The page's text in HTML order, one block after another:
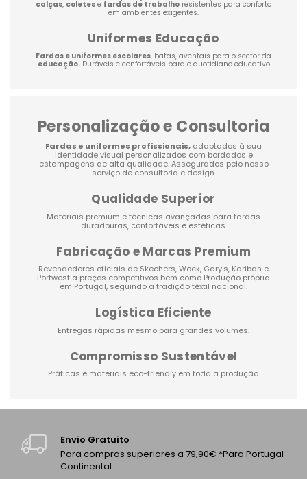
calças, coletes e fardas de trabalho resistentes para conforto
em ambientes exigentes.
Uniformes Educação
Fardas e uniformes escolares, batas, aventais para o sector da
educação.Duráveis e confortáveis para o quotidiano educativo
Personalização e Consultoria
Fardas e uniformes profissionais, adaptados à sua
identidade visual personalizados com bordados e
estampagens de alta qualidade. Assegurados pelo nosso
serviço de consultoria e design.
Qualidade Superior
Materiais premium e técnicas avançadas para fardas
duradouras, confortáveis e estéticas.
Fabricação e Marcas Premium
Revendedores oficiais de Skechers,Wock, Gary's, Kariban e
Portwest a preços competitivos bem como Produção própria
em Portugal, seguindo a tradição têxtil nacional.
Logística Eficiente
Entregas rápidas mesmo para grandes volumes.
Compromisso Sustentável
Práticas e materiais eco-friendly em toda a produção.
Envio Gratuito
Para compras superiores a 79,90€ *Para Portugal
Continental